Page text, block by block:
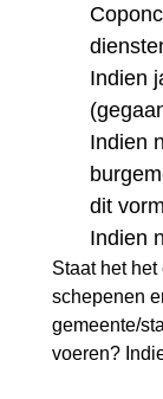
Indien
Indien
dit
Indien
Staat het
schepenen
gemeente/
voeren?